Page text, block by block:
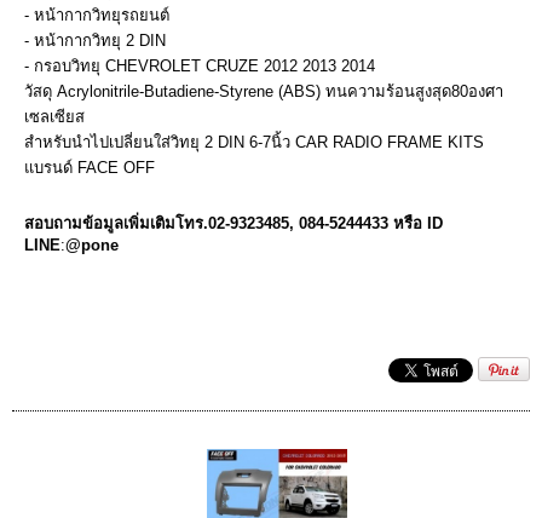
- หน้ากากวิทยุรถยนต์
- หน้ากากวิทยุ 2 DIN
- กรอบวิทยุ CHEVROLET CRUZE 2012 2013 2014
วัสดุ Acrylonitrile-Butadiene-Styrene (ABS) ทนความร้อนสูงสุด80องศา
เซลเซียส
สำหรับนำไปเปลี่ยนใส่วิทยุ 2 DIN 6-7นิ้ว CAR RADIO FRAME KITS
แบรนด์ FACE OFF
สอบถามข้อมูลเพิ่มเติมโทร.02-9323485, 084-5244433 หรือ ID
LINE:@pone